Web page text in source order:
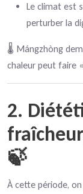
Le climat est
perturber la
🌡️ Mángzhòng
chaleur peut faire
2.
🍃
À cette période,